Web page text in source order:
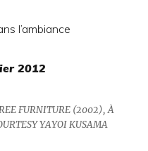
l’ambiance
2012
FURNITURE (2002), À
YAYOI KUSAMA